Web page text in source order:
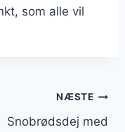
som alle vil
NÆSTE
Snobrødsdej med